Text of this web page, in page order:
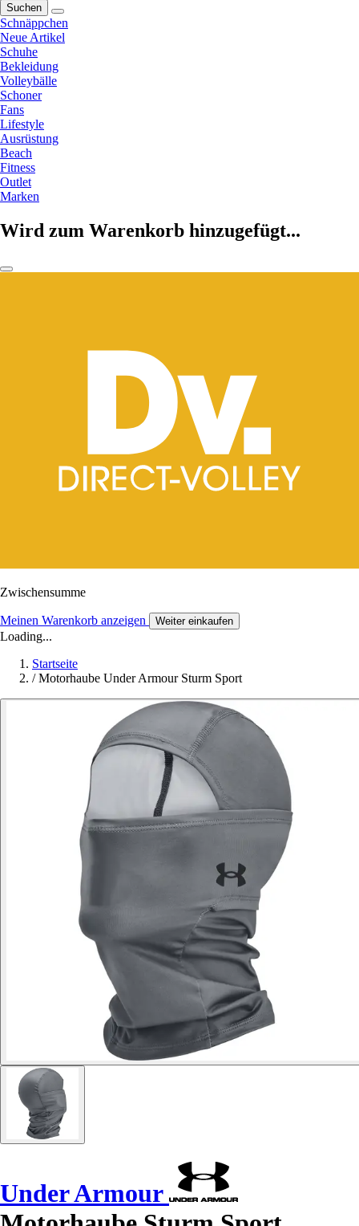
Suchen
Schnäppchen
Neue Artikel
Schuhe
Bekleidung
Volleybälle
Schoner
Fans
Lifestyle
Ausrüstung
Beach
Fitness
Outlet
Marken
Wird zum Warenkorb hinzugefügt...
Zwischensumme
Meinen Warenkorb anzeigen Weiter einkaufen
Loading...
Startseite
/ Motorhaube Under Armour Sturm Sport
Under Armour